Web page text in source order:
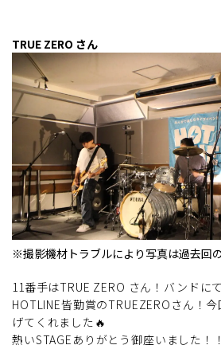
TRUE ZERO さん
※撮影機材トラブルにより写真は過去回
11番手はTRUE ZERO さん！バンドに
HOTLINE皆勤賞のTRUEZEROさん！
げてくれました🔥
熱いSTAGEありがとう御座いました！！